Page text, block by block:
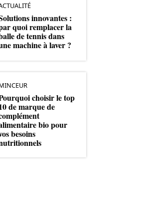
innovantes :
quoi remplacer la
de tennis dans
machine à laver ?
choisir le top
de marque de
bio pour
besoins